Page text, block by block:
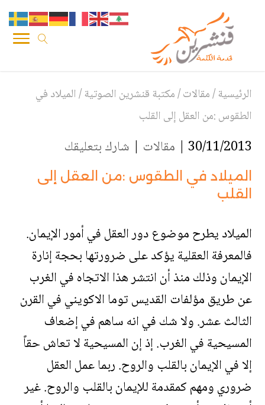
الرئيسية/مقالات/مكتبة قنشرين الصوتية/الميلاد في
الطقوس :من العقل إلى القلب
30/11/2013 | مقالات | شارك بتعليقك
الميلاد في الطقوس :من العقل إلى
القلب
الميلاد يطرح موضوع دور العقل في أمور الإيمان.
فالمعرفة العقلية يؤكد على ضرورتها بحجة إنارة
الإيمان وذلك منذ أن انتشر هذا الاتجاه في الغرب
عن طريق مؤلفات القديس توما الاكويني في القرن
الثالث عشر. ولا شك في انه ساهم في إضعاف
المسيحية في الغرب. إذ إن المسيحية لا تعاش حقاً
إلا في الإيمان بالقلب والروح. ربما عمل العقل
ضروري ومهم كمقدمة للإيمان بالقلب والروح. غير